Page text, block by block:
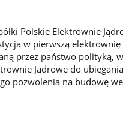
Polskie Elektrownie
w pierwszą elektrownię
przez państwo polityką, w
Jądrowe do
pozwolenia na budowę we